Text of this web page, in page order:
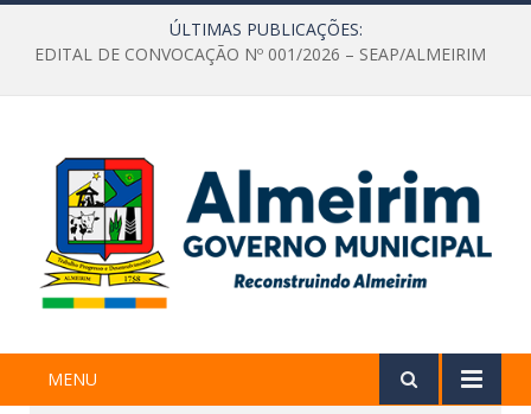
ÚLTIMAS PUBLICAÇÕES:
EDITAL DE CONVOCAÇÃO Nº 001/2026 – SEAP/ALMEIRIM
MENU